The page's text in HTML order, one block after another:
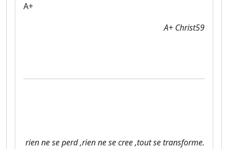
A+
A+ Christ59
rien ne se perd ,rien ne se cree ,tout se transforme.